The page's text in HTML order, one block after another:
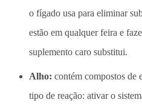
o fígado usa para eliminar
estão em qualquer feira e
suplemento caro substitui.
Alho: contém compostos de
tipo de reação: ativar o